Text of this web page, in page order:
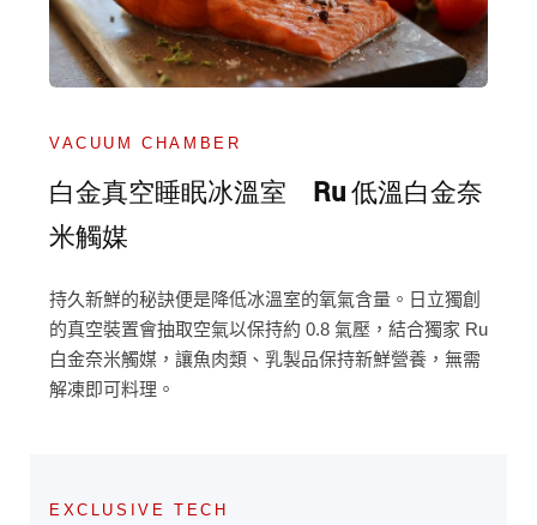
VACUUM CHAMBER
白金真空睡眠冰溫室 Ru 低溫白金奈
米觸媒
持久新鮮的秘訣便是降低冰溫室的氧氣含量。日立獨創
的真空裝置會抽取空氣以保持約 0.8 氣壓，結合獨家 Ru
白金奈米觸媒，讓魚肉類、乳製品保持新鮮營養，無需
解凍即可料理。
EXCLUSIVE TECH